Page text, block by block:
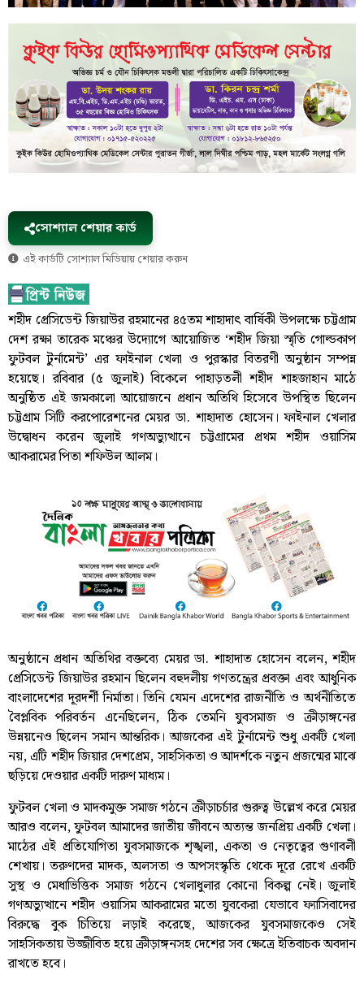
সোশ্যাল শেয়ার কার্ড
এই কার্ডটি সোশ্যাল মিডিয়ায় শেয়ার করুন
শহীদ প্রেসিডেন্ট জিয়াউর রহমানের ৪৫তম শাহাদাৎ বার্ষিকী উপলক্ষে চট্টগ্রাম
দেশ রক্ষা তারেক মঞ্চের উদ্যোগে আয়োজিত ‘শহীদ জিয়া স্মৃতি গোল্ডকাপ
ফুটবল টুর্নামেন্ট’ এর ফাইনাল খেলা ও পুরস্কার বিতরণী অনুষ্ঠান সম্পন্ন
হয়েছে। রবিবার (৫ জুলাই) বিকেলে পাহাড়তলী শহীদ শাহজাহান মাঠে
অনুষ্ঠিত এই জমকালো আয়োজনে প্রধান অতিথি হিসেবে উপস্থিত ছিলেন
চট্টগ্রাম সিটি করপোরেশনের মেয়র ডা. শাহাদাত হোসেন। ফাইনাল খেলার
উদ্বোধন করেন জুলাই গণঅভ্যুত্থানে চট্টগ্রামের প্রথম শহীদ ওয়াসিম
আকরামের পিতা শফিউল আলম।
অনুষ্ঠানে প্রধান অতিথির বক্তব্যে মেয়র ডা. শাহাদাত হোসেন বলেন, শহীদ
প্রেসিডেন্ট জিয়াউর রহমান ছিলেন বহুদলীয় গণতন্ত্রের প্রবক্তা এবং আধুনিক
বাংলাদেশের দূরদর্শী নির্মাতা। তিনি যেমন এদেশের রাজনীতি ও অর্থনীতিতে
বৈপ্লবিক পরিবর্তন এনেছিলেন, ঠিক তেমনি যুবসমাজ ও ক্রীড়াঙ্গনের
উন্নয়নেও ছিলেন সমান আন্তরিক। আজকের এই টুর্নামেন্ট শুধু একটি খেলা
নয়, এটি শহীদ জিয়ার দেশপ্রেম, সাহসিকতা ও আদর্শকে নতুন প্রজন্মের মাঝে
ছড়িয়ে দেওয়ার একটি দারুণ মাধ্যম।
ফুটবল খেলা ও মাদকমুক্ত সমাজ গঠনে ক্রীড়াচর্চার গুরুত্ব উল্লেখ করে মেয়র
আরও বলেন, ফুটবল আমাদের জাতীয় জীবনে অত্যন্ত জনপ্রিয় একটি খেলা।
মাঠের এই প্রতিযোগিতা যুবসমাজকে শৃঙ্খলা, একতা ও নেতৃত্বের গুণাবলী
শেখায়। তরুণদের মাদক, অলসতা ও অপসংস্কৃতি থেকে দূরে রেখে একটি
সুস্থ ও মেধাভিত্তিক সমাজ গঠনে খেলাধুলার কোনো বিকল্প নেই। জুলাই
গণঅভ্যুত্থানে শহীদ ওয়াসিম আকরামের মতো যুবকেরা যেভাবে ফ্যাসিবাদের
বিরুদ্ধে বুক চিতিয়ে লড়াই করেছে, আজকের যুবসমাজকেও সেই
সাহসিকতায় উজ্জীবিত হয়ে ক্রীড়াঙ্গনসহ দেশের সব ক্ষেত্রে ইতিবাচক অবদান
রাখতে হবে।